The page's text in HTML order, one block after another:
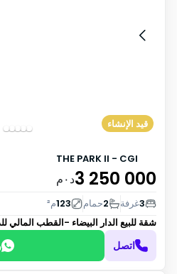
قيد الإنشاء
THE PARK II - CGI
3 250 000د٠م
3غرفة 2حمام 123م²
شقة للبيع الدار البيضاء -القطب المالي
اتصل